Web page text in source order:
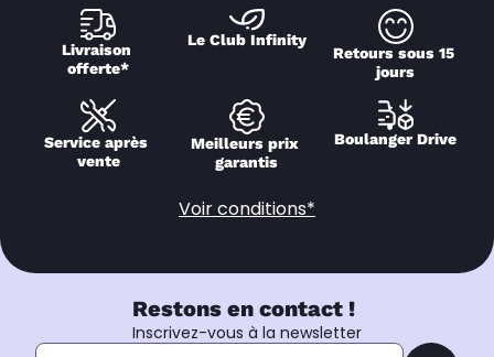
Livraison
offerte*
Le Club Infinity
Retours sous 15
jours
Service après
vente
Meilleurs prix
garantis
Boulanger Drive
Voir conditions*
Restons en contact !
Inscrivez-vous à la newsletter